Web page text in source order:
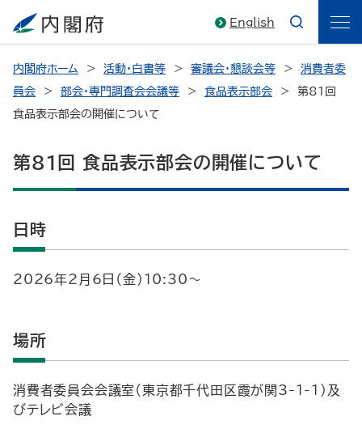
English
内閣府ホーム 活動・白書等 審議会・懇談会等
消費者委
員会
部会・専門調査会会議等 食品表示部会
第81回
食品表示部会の開催について
第81回 食品表示部会の開催について
日時
2026年2月6日（金）10:30～
場所
消費者委員会会議室（東京都千代田区霞が関3-1-1）及
びテレビ会議